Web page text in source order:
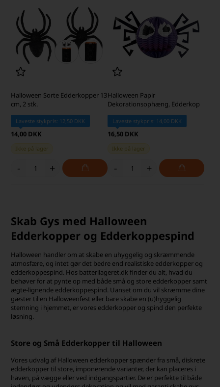
Halloween Sorte Edderkopper 13
cm, 2 stk.
Laveste stykpris: 12,50 DKK
14,00 DKK
Ikke på lager
- +
Halloween Papir
Dekorationsophæng, Edderkop
Laveste stykpris: 14,00 DKK
16,50 DKK
Ikke på lager
- +
Skab Gys med Halloween
Edderkopper og Edderkoppespind
Halloween handler om at skabe en uhyggelig og skræmmende
atmosfære, og intet gør det bedre end realistiske edderkopper og
edderkoppespind. Hos batterilageret.dk finder du alt, hvad du
behøver for at pynte op med både små og store edderkopper samt
ægte-lignende edderkoppespind. Uanset om du vil skræmme dine
gæster til en Halloweenfest eller bare skabe en (u)hyggelig
stemning i hjemmet, er vores edderkopper og spind den perfekte
løsning.
Store og Små Edderkopper til Halloween
Vores udvalg af Halloween edderkopper spænder fra små, diskrete
edderkopper til store, imponerende varianter, der kan placeres i
haven, på vægge eller ved indgangspartier. De er perfekte til både